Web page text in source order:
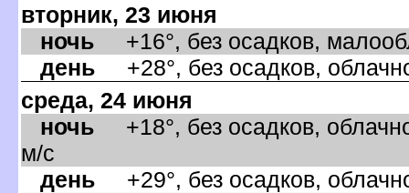
торник, 23 июня
ночь +16°, без осадков,
день +28°, без осадков,
среда, 24 июня
ночь +18°, без осадков,
м/с
день +29°, без осадков,